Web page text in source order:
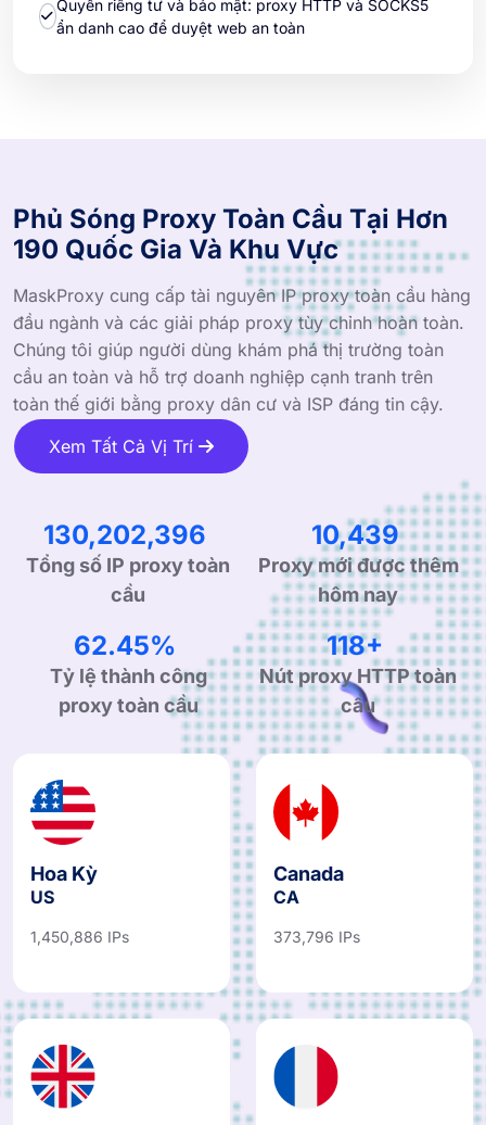
Quyền riêng tư và bảo mật: proxy HTTP và SOCKS5
ẩn danh cao để duyệt web an toàn
Phủ Sóng Proxy Toàn Cầu Tại Hơn
190 Quốc Gia Và Khu Vực
MaskProxy cung cấp tài nguyên IP proxy toàn cầu hàng
đầu ngành và các giải pháp proxy tùy chỉnh hoàn toàn.
Chúng tôi giúp người dùng khám phá thị trường toàn
cầu an toàn và hỗ trợ doanh nghiệp cạnh tranh trên
toàn thế giới bằng proxy dân cư và ISP đáng tin cậy.
Xem Tất Cả Vị Trí
202,038,202
Tổng số IP proxy toàn
cầu
16,317
Proxy mới được thêm
hôm nay
97.15%
Tỷ lệ thành công
proxy toàn cầu
184+
Nút proxy HTTP toàn
cầu
Hoa Kỳ
US
1,450,886 IPs
Canada
CA
373,796 IPs